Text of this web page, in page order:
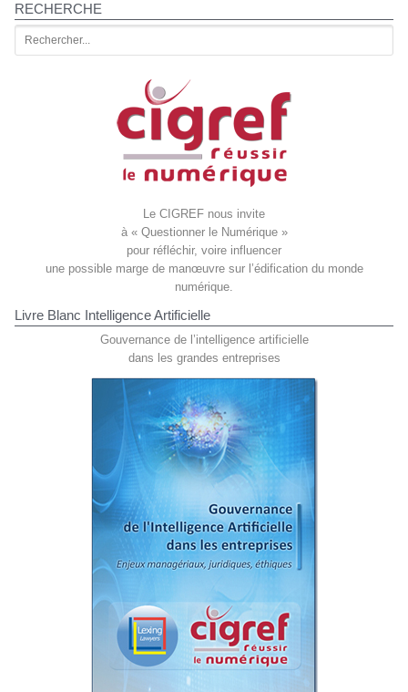
RECHERCHE
Le CIGREF nous invite
à « Questionner le Numérique »
pour réfléchir, voire influencer
une possible marge de manœuvre sur l’édification du monde
numérique.
Livre Blanc Intelligence Artificielle
Gouvernance de l’intelligence artificielle
dans les grandes entreprises